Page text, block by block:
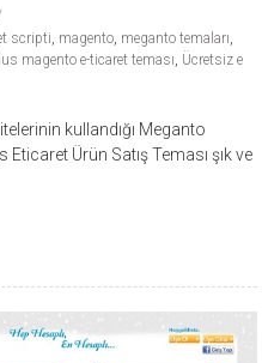
scripti magento meganto temaları
magento e-ticaret teması Ücretsiz e
kullandığı Meganto
Ürün Satış Teması şık ve